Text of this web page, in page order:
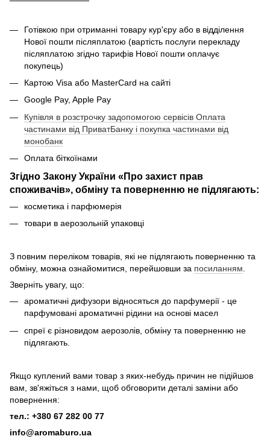
Готівкою при отриманні товару кур'єру або в відділення
Нової пошти післяплатою (вартість послуги перекладу
післяплатою згідно тарифів Нової пошти оплачує
покупець)
Картою Visa або MasterCard на сайті
Google Pay, Apple Pay
Купівля в розстрочку задопомогою сервісів Оплата
частинами від ПриватБанку і покупка частинами від
монобанк
Оплата біткоїнами
Згідно Закону України «Про захист прав
споживачів», обміну та поверненню не підлягають:
косметика і парфюмерія
товари в аерозольній упаковці
З повним переліком товарів, які не підлягають поверненню та
обміну, можна ознайомитися, перейшовши за посиланням.
Зверніть увагу, що:
ароматичні дифузори відносяться до парфумерії - це
парфумовані ароматичні рідини на основі масел
спреї є різновидом аерозолів, обміну та поверненню не
підлягають.
Якщо куплений вами товар з яких-небудь причин не підійшов
вам, зв'яжіться з нами, щоб обговорити деталі заміни або
повернення:
тел.: +380 67 282 00 77
info@aromaburo.ua